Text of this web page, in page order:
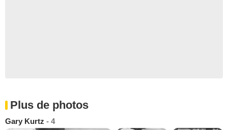
Plus de photos
Gary Kurtz - 4